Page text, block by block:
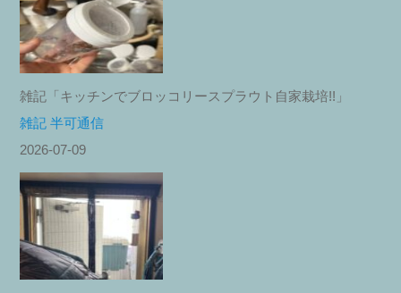
雑記「キッチンでブロッコリースプラウト自家栽培!!」
雑記 半可通信
2026-07-09